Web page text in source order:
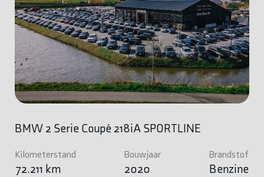
BMW 2 Serie Coupé 218iA SPORTLINE
Kilometerstand
72.211 km
Bouwjaar
2020
Brandstof
Benzine